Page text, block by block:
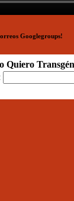
Googlegroups!
Quiero